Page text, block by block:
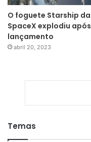
O foguete Starship da
SpaceX explodiu após
lançamento
abril 20, 2023
Temas